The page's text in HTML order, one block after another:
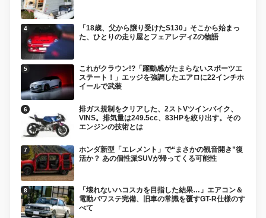
「18歳、父から譲り受けたS130」そこから始まっ
た、ひとりの走り屋とフェアレディZの物語
これがクラウン!?「躍動感がたまらないスポーツエ
ステート！」エッジを強調したエアロに22インチホ
イールで武装
排ガス規制をクリアした、2ストVツインバイク、
VINS。排気量は249.5cc、83HPを絞り出す。その
エンジンの技術とは
ホンダ新型「エレメント」で“まさかの観音開き”復
活か？ あの個性派SUVが帰ってくる可能性
「壊れないハコスカを目指した結果…」エアコン＆
電動パワステ完備、旧車の常識を覆すGT-R仕様のす
べて